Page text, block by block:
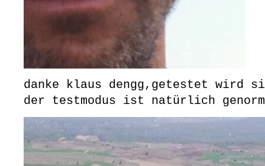
danke klaus dengg,getestet wird
der testmodus ist natürlich